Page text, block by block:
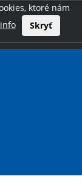
ktoré nám
Skryť